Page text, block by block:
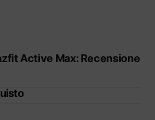
Active Max: Recensione